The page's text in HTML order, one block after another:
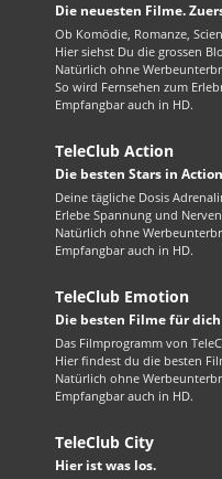
Die neuesten Filme.
Ob Komödie, Romanze,
Hier siehst Du die grossen
Natürlich ohne
So wird Fernsehen zum
Empfangbar auch in HD.
TeleClub Action
Die besten Stars in
Deine tägliche Dosis
Erlebe Spannung und
Natürlich ohne
Empfangbar auch in HD.
TeleClub Emotion
Die besten Filme für
Das Filmprogramm von
Hier findest du die besten
Natürlich ohne
Empfangbar auch in HD.
TeleClub City
Hier ist was los.